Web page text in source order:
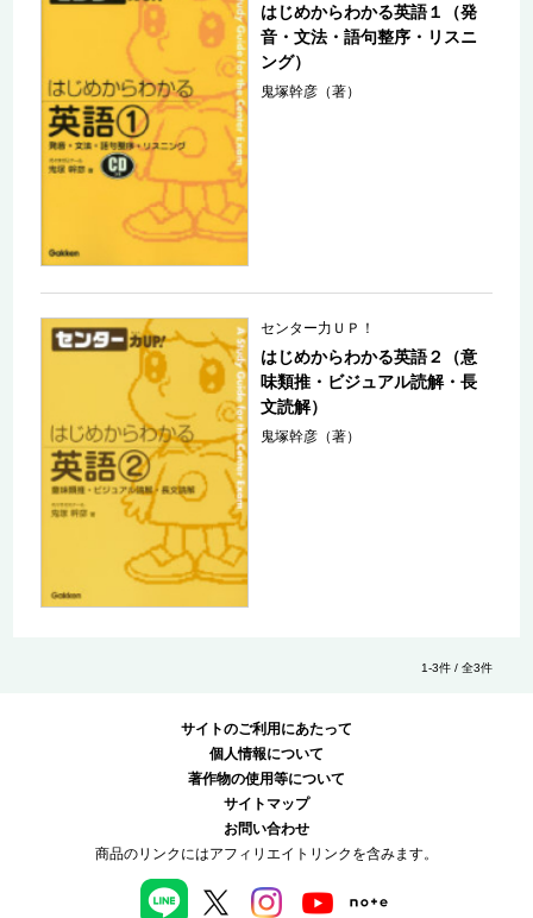
はじめからわかる英語１（発
音・文法・語句整序・リスニ
ング）
鬼塚幹彦（著）
センター力ＵＰ！
はじめからわかる英語２（意
味類推・ビジュアル読解・長
文読解）
鬼塚幹彦（著）
1-3件 / 全3件
サイトのご利用にあたって
個人情報について
著作物の使用等について
サイトマップ
お問い合わせ
商品のリンクにはアフィリエイトリンクを含みます。